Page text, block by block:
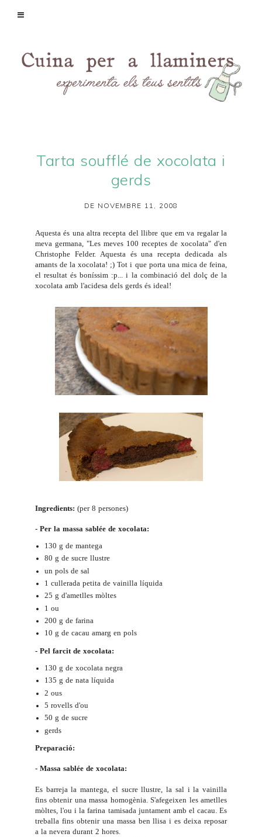
Tarta soufflé de xocolata i
gerds
DE NOVEMBRE 11, 2008
Aquesta és una altra recepta del llibre que em va regalar la
meva germana, "Les meves 100 receptes de xocolata" d'en
Christophe Felder. Aquesta és una recepta dedicada als
amants de la xocolata! ;) Tot i que porta una mica de feina,
el resultat és boníssim :p... i la combinació del dolç de la
xocolata amb l'acidesa dels gerds és ideal!
Ingredients: (per 8 persones)
- Per la massa sablée de xocolata:
130 g de mantega
80 g de sucre llustre
un pols de sal
1 cullerada petita de vainilla líquida
25 g d'ametlles mòltes
1 ou
200 g de farina
10 g de cacau amarg en pols
- Pel farcit de xocolata:
130 g de xocolata negra
135 g de nata líquida
2 ous
5 rovells d'ou
50 g de sucre
gerds
Preparació:
- Massa sablée de xocolata:
Es barreja la mantega, el sucre llustre, la sal i la vainilla
fins obtenir una massa homogènia. S'afegeixen les ametlles
mòltes, l'ou i la farina tamisada juntament amb el cacau. Es
treballa fins obtenir una massa ben llisa i es deixa reposar
a la nevera durant 2 hores.